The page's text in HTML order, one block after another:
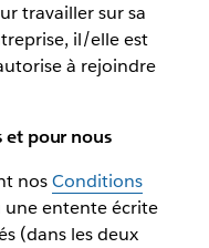
travailler sur sa
il/elle est
à rejoindre
et pour nous
nosConditions
entente écrite
(dans les deux